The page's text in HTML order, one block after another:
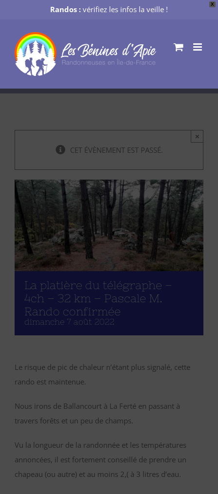
X
Randos : vérifiez les infos la veille !
contenu
CET ÉVÈNEMENT EST PASSÉ.
×
La platière du télégraphe –
4ch – 32 km – Pascale M.
Rando confirmée
dimanche 7 août 2022
Le risque de pic de chaleur n’étant plus signalé, cette
rando est maintenue.
Nous irons de Ballancourt à La Ferté en passant à
travers forêts et un peu de champs.
Vu la longueur de la randonnée et les températures
annoncées, il est fortement conseillé de prendre un
chapeau (ou autre) et au moins 2,( à 3 litres d’eau.